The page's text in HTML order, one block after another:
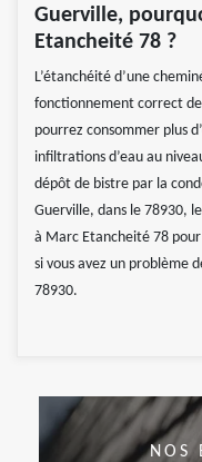
Guerville,
Etancheité 78 ?
L’étanchéité d’une
fonctionnement correct
pourrez consommer plus
infiltrations d’eau au
dépôt de bistre par la
Guerville, dans le 78930,
à Marc Etancheité 78
si vous avez un problème
78930.
NOS